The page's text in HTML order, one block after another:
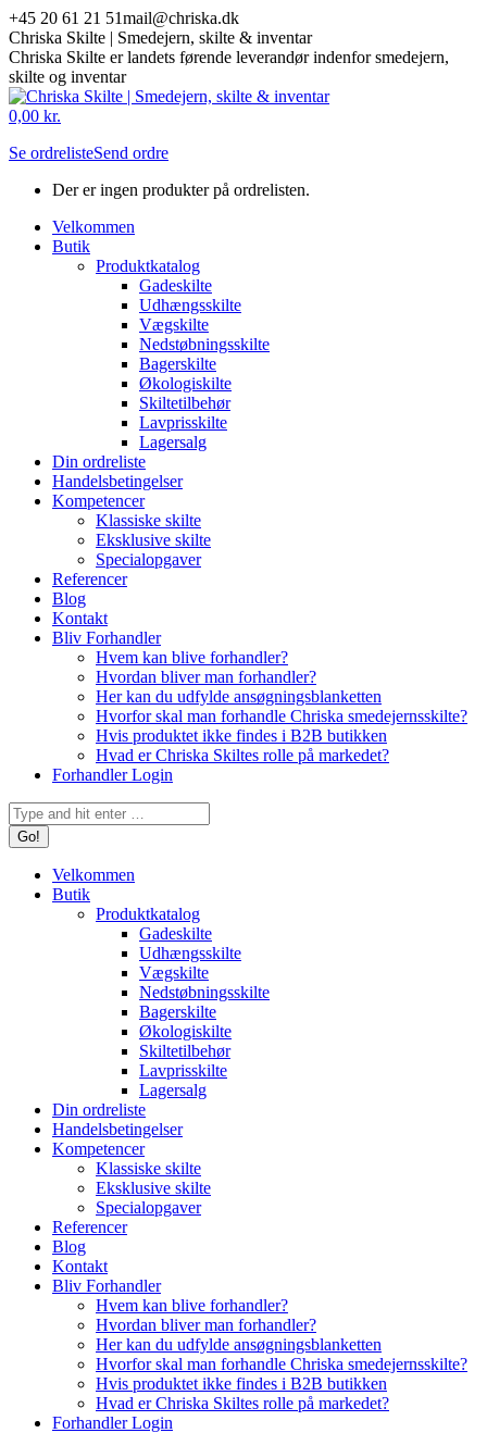
Skip
to
content
+45 20 61 21 51mail@chriska.dk
Chriska Skilte | Smedejern, skilte & inventar
Chriska Skilte er landets førende leverandør indenfor smedejern,
skilte og inventar
Mail
opens
new
Facebook
opens
new
0,00 kr.
Se ordrelisteSend ordre
Der er ingen produkter på ordrelisten.
Velkommen
Butik
Produktkatalog
Gadeskilte
Udhængsskilte
Vægskilte
Nedstøbningsskilte
Bagerskilte
Økologiskilte
Skiltetilbehør
Lavprisskilte
Lagersalg
Din ordreliste
Handelsbetingelser
Kompetencer
Klassiske skilte
Eksklusive skilte
Specialopgaver
Referencer
Blog
Kontakt
Bliv Forhandler
Hvem kan blive forhandler?
Hvordan bliver man forhandler?
Her kan du udfylde ansøgningsblanketten
Hvorfor skal man forhandle Chriska smedejernsskilte?
Hvis produktet ikke findes i B2B butikken
Hvad er Chriska Skiltes rolle på markedet?
Forhandler Login
Search:
Velkommen
Butik
Produktkatalog
Gadeskilte
Udhængsskilte
Vægskilte
Nedstøbningsskilte
Bagerskilte
Økologiskilte
Skiltetilbehør
Lavprisskilte
Lagersalg
Din ordreliste
Handelsbetingelser
Kompetencer
Klassiske skilte
Eksklusive skilte
Specialopgaver
Referencer
Blog
Kontakt
Bliv Forhandler
Hvem kan blive forhandler?
Hvordan bliver man forhandler?
Her kan du udfylde ansøgningsblanketten
Hvorfor skal man forhandle Chriska smedejernsskilte?
Hvis produktet ikke findes i B2B butikken
Hvad er Chriska Skiltes rolle på markedet?
Forhandler Login